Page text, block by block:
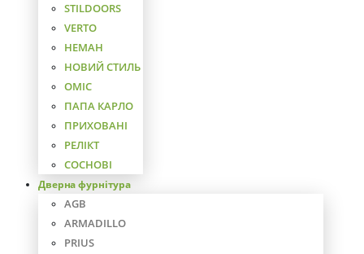
STILDOORS
VERTO
НЕМАН
НОВИЙ СТИЛЬ
ОМІС
ПАПА КАРЛО
ПРИХОВАНІ
РЕЛІКТ
СОСНОВІ
Дверна фурнітура
AGB
ARMADILLO
PRIUS